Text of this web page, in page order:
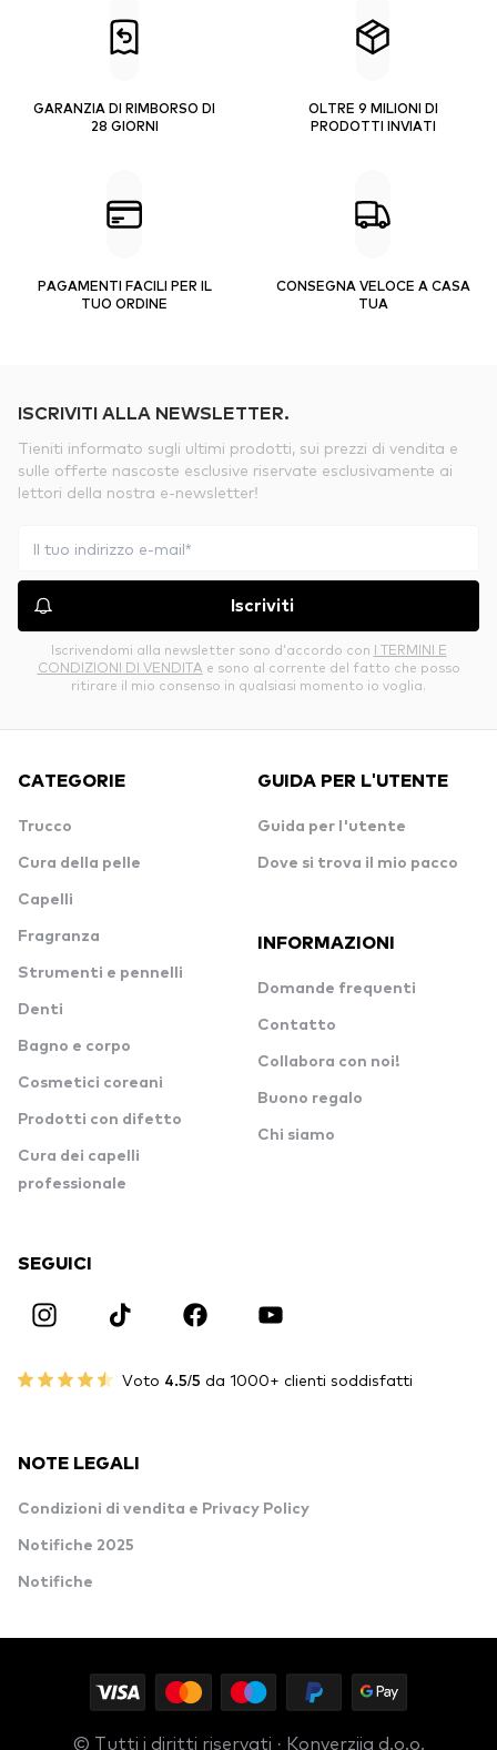
GARANZIA DI RIMBORSO DI
28 GIORNI
OLTRE 9 MILIONI DI
PRODOTTI INVIATI
PAGAMENTI FACILI PER IL
TUO ORDINE
CONSEGNA VELOCE A CASA
TUA
ISCRIVITI ALLA NEWSLETTER.
Tieniti informato sugli ultimi prodotti, sui prezzi di vendita e
sulle offerte nascoste esclusive riservate esclusivamente ai
lettori della nostra e-newsletter!
Iscriviti
Iscrivendomi alla newsletter sono d’accordo con I TERMINI E
CONDIZIONI DI VENDITA e sono al corrente del fatto che posso
ritirare il mio consenso in qualsiasi momento io voglia.
CATEGORIE
Trucco
Cura della pelle
Capelli
Fragranza
Strumenti e pennelli
Denti
Bagno e corpo
Cosmetici coreani
Prodotti con difetto
Cura dei capelli
professionale
GUIDA PER L'UTENTE
Guida per l'utente
Dove si trova il mio pacco
INFORMAZIONI
Domande frequenti
Contatto
Collabora con noi!
Buono regalo
Chi siamo
SEGUICI
Voto 4.5/5 da 1000+ clienti soddisfatti
NOTE LEGALI
Condizioni di vendita e Privacy Policy
Notifiche 2025
Notifiche
© Tutti i diritti riservati · Konverzija d.o.o.